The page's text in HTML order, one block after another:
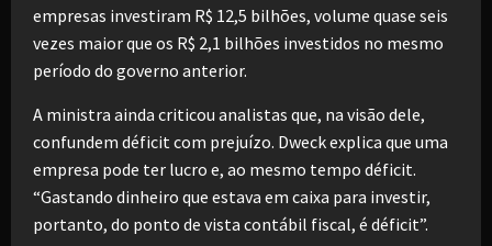
empresas investiram R$ 12,5 bilhões, volume quase seis
vezes maior que os R$ 2,1 bilhões investidos no mesmo
período do governo anterior.
A ministra ainda criticou analistas que, na visão dele,
confundem déficit com prejuízo. Dweck explica que uma
empresa pode ter lucro e, ao mesmo tempo déficit.
“Gastando dinheiro que estava em caixa para investir,
portanto, do ponto de vista contábil fiscal, é déficit”.